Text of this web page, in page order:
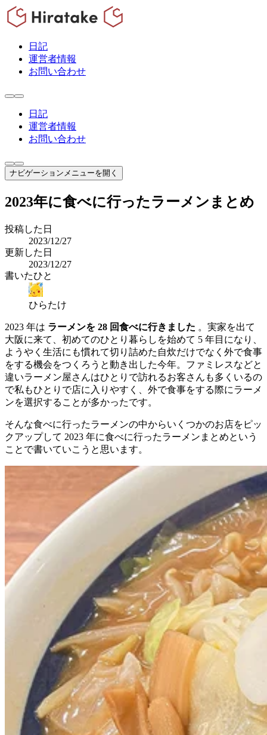
日記
運営者情報
お問い合わせ
日記
運営者情報
お問い合わせ
ナビゲーションメニューを開く
2023年に食べに行ったラーメンまとめ
投稿した日
2023/12/27
更新した日
2023/12/27
書いたひと
ひらたけ
2023 年は ラーメンを 28 回食べに行きました 。実家を出て
大阪に来て、初めてのひとり暮らしを始めて 5 年目になり、
ようやく生活にも慣れて切り詰めた自炊だけでなく外で食事
をする機会をつくろうと動き出した今年。ファミレスなどと
違いラーメン屋さんはひとりで訪れるお客さんも多くいるの
で私もひとりで店に入りやすく、外で食事をする際にラーメ
ンを選択することが多かったです。
そんな食べに行ったラーメンの中からいくつかのお店をピッ
クアップして 2023 年に食べに行ったラーメンまとめという
ことで書いていこうと思います。